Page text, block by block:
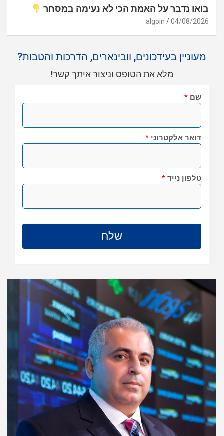
בואו נדבר על האמת הכי לא נעימה במסחר
04/08/2026
algoin
מעוניין בעידכונים, וובינארים, הדרכות והטבות?
מלא את הטופס וניצור איתך קשר!
שם *
דואר אלקטרוני *
טלפון נייד *